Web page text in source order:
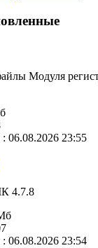
Модуля
: 06.08.2026 23:55
4.7.8
: 06.08.2026 23:54